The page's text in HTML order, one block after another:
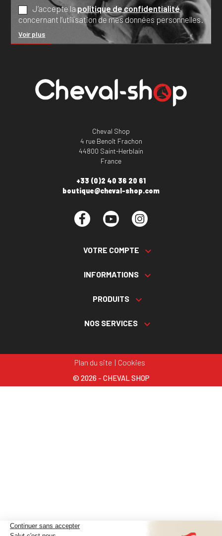
J’accepte lapolitique de confidentialité
concernant l’utilisation de mes données personnelles.
Voir plus
Cheval Shop
4 rue Benoît Frachon
44800 Saint-Herblain
France
+33 (0)2 40 36 20 61
boutique@cheval-shop.com
Facebook YouTube
VOTRE COMPTE 
INFORMATIONS 
PRODUITS 
NOS SERVICES 
Plan du site Cookies
© 2026 - CHEVAL SHOP